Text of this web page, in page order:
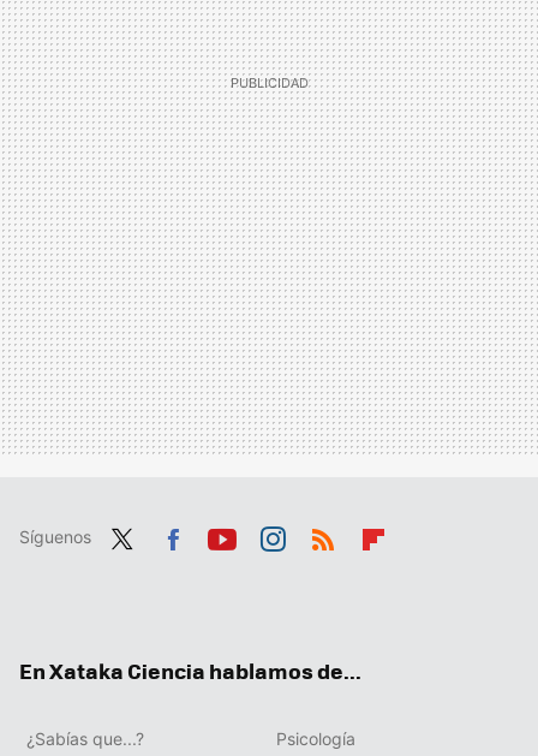
Síguenos
En Xataka Ciencia hablamos de...
¿Sabías que...? Psicología